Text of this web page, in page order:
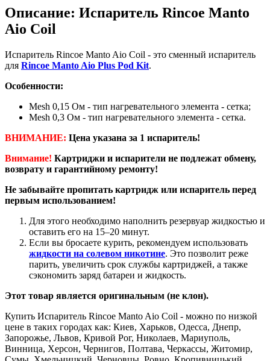
Описание: Испаритель Rincoe Manto
Aio Coil
Испаритель Rincoe Manto Aio Coil - это сменный испаритель
для Rincoe Manto Aio Plus Pod Kit.
Особенности:
Mesh 0,15 Ом - тип нагревательного элемента - сетка;
Mesh 0,3 Ом - тип нагревательного элемента - сетка.
ВНИМАНИЕ: Цена указана за 1 испаритель!
Внимание! Картриджи и испарители не подлежат обмену,
возврату и гарантийному ремонту!
Не забывайте пропитать картридж или испаритель перед
первым использованием!
Для этого необходимо наполнить резервуар жидкостью и
оставить его на 15–20 минут.
Если вы бросаете курить, рекомендуем использовать
жидкости на солевом никотине. Это позволит реже
парить, увеличить срок службы картриджей, а также
сэкономить заряд батареи и жидкость.
Этот товар является оригинальным (не клон).
Купить Испаритель Rincoe Manto Aio Coil - можно по низкой
цене в таких городах как: Киев, Харьков, Одесса, Днепр,
Запорожье, Львов, Кривой Рог, Николаев, Мариуполь,
Винница, Херсон, Чернигов, Полтава, Черкассы, Житомир,